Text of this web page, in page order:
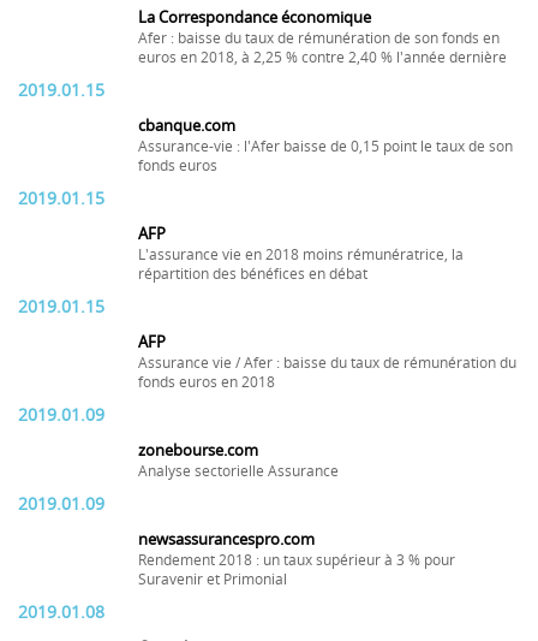
La Correspondance économique
Afer : baisse du taux de rémunération de son fonds en
euros en 2018, à 2,25 % contre 2,40 % l'année dernière
2019.01.15
cbanque.com
Assurance-vie : l'Afer baisse de 0,15 point le taux de son
fonds euros
2019.01.15
AFP
L'assurance vie en 2018 moins rémunératrice, la
répartition des bénéfices en débat
2019.01.15
AFP
Assurance vie / Afer : baisse du taux de rémunération du
fonds euros en 2018
2019.01.09
zonebourse.com
Analyse sectorielle Assurance
2019.01.09
newsassurancespro.com
Rendement 2018 : un taux supérieur à 3 % pour
Suravenir et Primonial
2019.01.08